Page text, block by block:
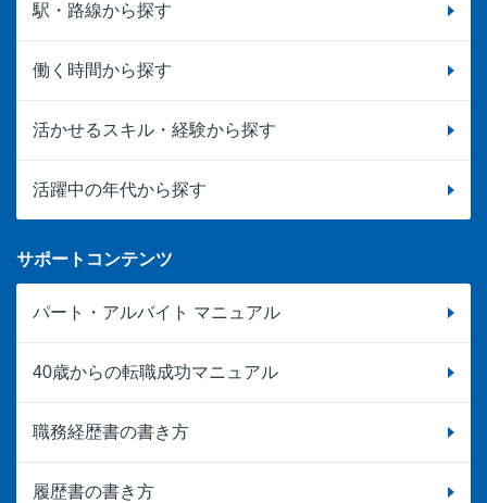
駅・路線から探す
働く時間から探す
活かせるスキル・経験から探す
活躍中の年代から探す
サポートコンテンツ
パート・アルバイト マニュアル
40歳からの転職成功マニュアル
職務経歴書の書き方
履歴書の書き方